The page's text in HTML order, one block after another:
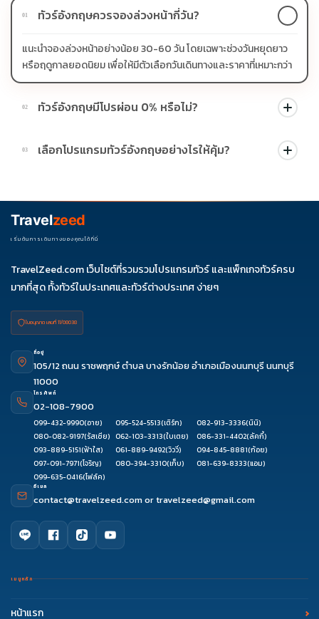
01 ทัวร์อังกฤษควรจองล่วงหน้ากี่วัน?
แนะนำจองล่วงหน้าอย่างน้อย 30-60 วัน โดยเฉพาะช่วงวันหยุดยาว
หรือฤดูกาลยอดนิยม เพื่อให้มีตัวเลือกวันเดินทางและราคาที่เหมาะกว่า
02 ทัวร์อังกฤษมีโปรผ่อน 0% หรือไม่?
บางโปรแกรมมีโปรผ่อน 0% หรือโปรโมชั่นบัตรเครดิตตามเงื่อนไขที่
บริษัทกำหนด สามารถดูสัญลักษณ์โปรโมชั่นในรายการทัวร์แต่ละ
03 เลือกโปรแกรมทัวร์อังกฤษอย่างไรให้คุ้ม?
ช่วงราคา ไม่ควรเทียบจากราคาต่ำสุดเพียงอย่างเดียว
Travelzeed
เริ่มต้นการเดินทางของคุณได้ที่นี่
TravelZeed.com เว็บไซต์ที่รวมรวมโปรแกรมทัวร์ และแพ็กเกจทัวร์ครบ
มากที่สุด ทั้งทัวร์ในประเทศและทัวร์ต่างประเทศ ง่ายๆ
ใบอนุญาต เลขที่ 11/08038
ที่อยู่
105/12 ถนน ราชพฤกษ์ ตำบล บางรักน้อย อำเภอเมืองนนทบุรี นนทบุรี
11000
โทรศัพท์
02-108-7900
099-432-9990(อาย) 095-524-5513(เติร์ก) 082-913-3336(นินิ)
080-082-9197(รัสเซีย) 062-103-3313(ใบเตย) 086-331-4402(ลัคกี้)
093-889-5151(ฟ้าใส) 061-889-9492(วิววี่) 094-845-8881(ก้อย)
097-091-7971(โจริญ) 080-394-3310(เก็บ) 081-639-8333(แอม)
099-635-0416(โฟล์ค)
อีเมล
contact@travelzeed.comortravelzeed@gmail.com
เมนูหลัก
หน้าแรก